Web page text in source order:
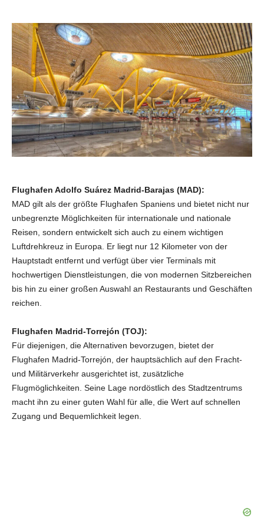
Flughafen Adolfo Suárez Madrid-Barajas (MAD):
MAD gilt als der größte Flughafen Spaniens und bietet nicht nur
unbegrenzte Möglichkeiten für internationale und nationale
Reisen, sondern entwickelt sich auch zu einem wichtigen
Luftdrehkreuz in Europa. Er liegt nur 12 Kilometer von der
Hauptstadt entfernt und verfügt über vier Terminals mit
hochwertigen Dienstleistungen, die von modernen Sitzbereichen
bis hin zu einer großen Auswahl an Restaurants und Geschäften
reichen.
Flughafen Madrid-Torrejón (TOJ):
Für diejenigen, die Alternativen bevorzugen, bietet der
Flughafen Madrid-Torrejón, der hauptsächlich auf den Fracht-
und Militärverkehr ausgerichtet ist, zusätzliche
Flugmöglichkeiten. Seine Lage nordöstlich des Stadtzentrums
macht ihn zu einer guten Wahl für alle, die Wert auf schnellen
Zugang und Bequemlichkeit legen.